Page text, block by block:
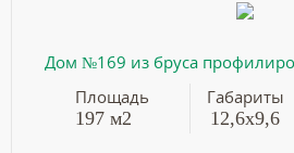
Дом №169 из бруса
Площадь
197 м2
Габариты
12,6х9,6